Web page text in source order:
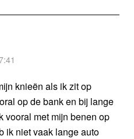
knieën als ik zit op
op de bank en bij lange
vooral met mijn benen op
ik niet vaak lange auto